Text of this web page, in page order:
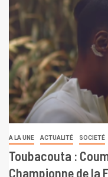
A LA UNE ACTUALITÉ SOCIETÉ
Toubacouta :
Championne de la